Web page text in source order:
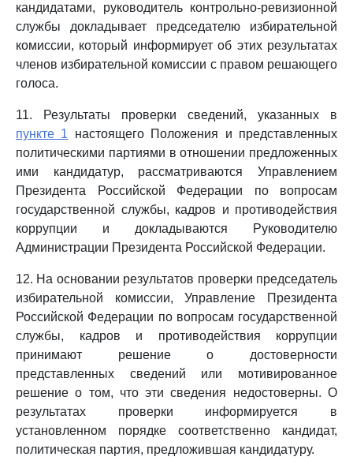
кандидатами, руководитель контрольно-ревизионной
службы докладывает председателю избирательной
комиссии, который информирует об этих результатах
членов избирательной комиссии с правом решающего
голоса.
11. Результаты проверки сведений, указанных в
пункте 1 настоящего Положения и представленных
политическими партиями в отношении предложенных
ими кандидатур, рассматриваются Управлением
Президента Российской Федерации по вопросам
государственной службы, кадров и противодействия
коррупции и докладываются Руководителю
Администрации Президента Российской Федерации.
12. На основании результатов проверки председатель
избирательной комиссии, Управление Президента
Российской Федерации по вопросам государственной
службы, кадров и противодействия коррупции
принимают решение о достоверности
представленных сведений или мотивированное
решение о том, что эти сведения недостоверны. О
результатах проверки информируется в
установленном порядке соответственно кандидат,
политическая партия, предложившая кандидатуру.